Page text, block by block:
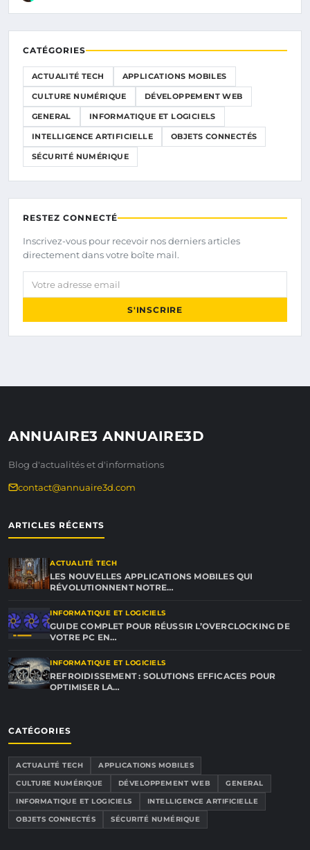
CATÉGORIES
ACTUALITÉ TECH APPLICATIONS MOBILES
CULTURE NUMÉRIQUE DÉVELOPPEMENT WEB
GENERAL INFORMATIQUE ET LOGICIELS
INTELLIGENCE ARTIFICIELLE OBJETS CONNECTÉS
SÉCURITÉ NUMÉRIQUE
RESTEZ CONNECTÉ
Inscrivez-vous pour recevoir nos derniers articles
directement dans votre boîte mail.
Votre adresse email
S'INSCRIRE
ANNUAIRE3 ANNUAIRE3D
Blog d'actualités et d'informations
contact@annuaire3d.com
ARTICLES RÉCENTS
ACTUALITÉ TECH
LES NOUVELLES APPLICATIONS MOBILES QUI
RÉVOLUTIONNENT NOTRE…
INFORMATIQUE ET LOGICIELS
GUIDE COMPLET POUR RÉUSSIR L’OVERCLOCKING DE
VOTRE PC EN…
INFORMATIQUE ET LOGICIELS
REFROIDISSEMENT : SOLUTIONS EFFICACES POUR
OPTIMISER LA…
CATÉGORIES
ACTUALITÉ TECH
APPLICATIONS MOBILES
CULTURE NUMÉRIQUE
DÉVELOPPEMENT WEB
GENERAL
INFORMATIQUE ET LOGICIELS
INTELLIGENCE ARTIFICIELLE
OBJETS CONNECTÉS
SÉCURITÉ NUMÉRIQUE